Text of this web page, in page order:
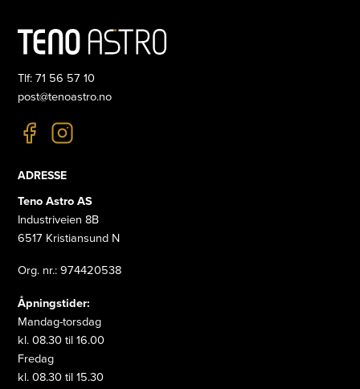
Tlf: 71 56 57 10
post@tenoastro.no
ADRESSE
Teno Astro AS
Industriveien 8B
6517 Kristiansund N
Org. nr.: 974420538
Åpningstider:
Mandag-torsdag
kl. 08.30 til 16.00
Fredag
kl. 08.30 til 15.30